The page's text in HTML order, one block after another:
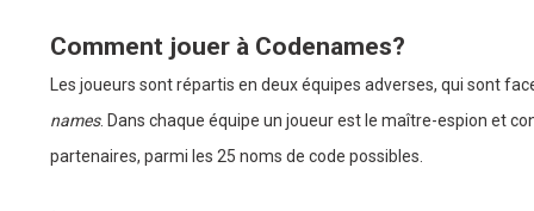
Comment jouer à Codenames?
Les joueurs sont répartis en deux équipes adverses, qui sont
names. Dans chaque équipe un joueur est le maître-espion et
partenaires, parmi les 25 noms de code possibles.